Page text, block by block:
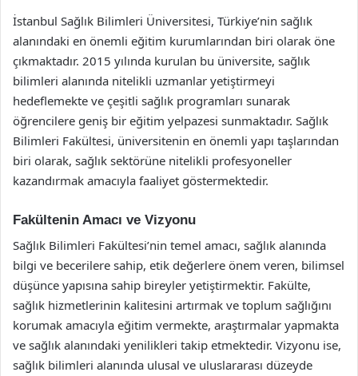
İstanbul Sağlık Bilimleri Üniversitesi, Türkiye’nin sağlık
alanındaki en önemli eğitim kurumlarından biri olarak öne
çıkmaktadır. 2015 yılında kurulan bu üniversite, sağlık
bilimleri alanında nitelikli uzmanlar yetiştirmeyi
hedeflemekte ve çeşitli sağlık programları sunarak
öğrencilere geniş bir eğitim yelpazesi sunmaktadır. Sağlık
Bilimleri Fakültesi, üniversitenin en önemli yapı taşlarından
biri olarak, sağlık sektörüne nitelikli profesyoneller
kazandırmak amacıyla faaliyet göstermektedir.
Fakültenin Amacı ve Vizyonu
Sağlık Bilimleri Fakültesi’nin temel amacı, sağlık alanında
bilgi ve becerilere sahip, etik değerlere önem veren, bilimsel
düşünce yapısına sahip bireyler yetiştirmektir. Fakülte,
sağlık hizmetlerinin kalitesini artırmak ve toplum sağlığını
korumak amacıyla eğitim vermekte, araştırmalar yapmakta
ve sağlık alanındaki yenilikleri takip etmektedir. Vizyonu ise,
sağlık bilimleri alanında ulusal ve uluslararası düzeyde